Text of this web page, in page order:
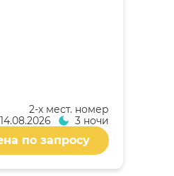
2-x мест. номер
14.08.2026 3 ночи
по запросу